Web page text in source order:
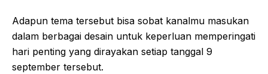
Adapun tema tersebut bisa sobat kanalmu masukan
dalam berbagai desain untuk keperluan memperingati
hari penting yang dirayakan setiap tanggal 9
september tersebut.